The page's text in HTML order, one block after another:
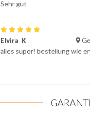
Sehr gut
Elvira K
alles super! bestellung wie